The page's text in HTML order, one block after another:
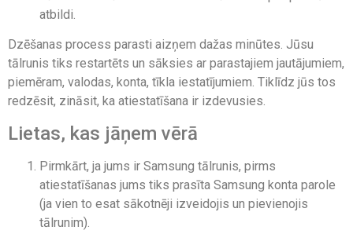
atbildi.
Dzēšanas process parasti aizņem dažas minūtes. Jūsu
tālrunis tiks restartēts un sāksies ar parastajiem jautājumiem,
piemēram, valodas, konta, tīkla iestatījumiem. Tiklīdz jūs tos
redzēsit, zināsit, ka atiestatīšana ir izdevusies.
Lietas, kas jāņem vērā
Pirmkārt, ja jums ir Samsung tālrunis, pirms
atiestatīšanas jums tiks prasīta Samsung konta parole
(ja vien to esat sākotnēji izveidojis un pievienojis
tālrunim).